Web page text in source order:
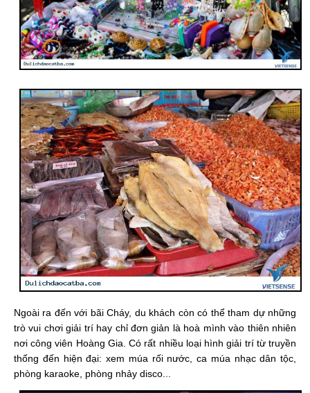
Ngoài ra đến với bãi Cháy, du khách còn có thể tham dự những
trò vui chơi giải trí hay chỉ đơn giản là hoà mình vào thiên nhiên
nơi công viên Hoàng Gia. Có rất nhiều loại hình giải trí từ truyền
thống đến hiện đại: xem múa rối nước, ca múa nhạc dân tộc,
phòng karaoke, phòng nhảy disco...